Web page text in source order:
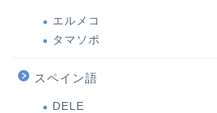
エルメコ
タマソポ
スペイン語
DELE